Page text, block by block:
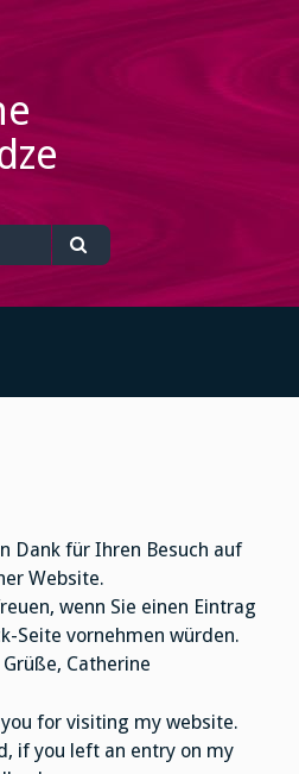
Dank für Ihren Besuch auf
Website.
wenn Sie einen Eintrag
Seite vornehmen würden.
Catherine
for visiting my website.
if you left an entry on my